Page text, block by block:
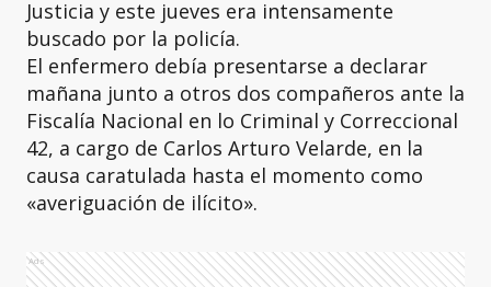
Justicia y este jueves era intensamente
buscado por la policía.
El enfermero debía presentarse a declarar
mañana junto a otros dos compañeros ante la
Fiscalía Nacional en lo Criminal y Correccional
42, a cargo de Carlos Arturo Velarde, en la
causa caratulada hasta el momento como
«averiguación de ilícito».
Ads